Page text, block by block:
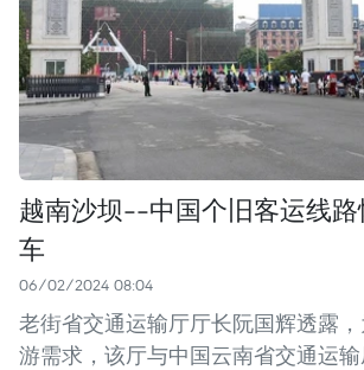
越南沙坝--中国个旧客运线路
车
06/02/2024 08:04
老街省交通运输厅厅长阮国辉透露
游需求，该厅与中国云南省交通运